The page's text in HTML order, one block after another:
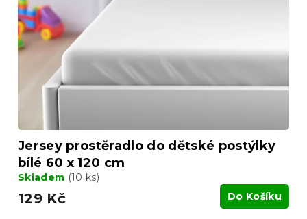
Jersey prostěradlo do dětské postýlky
bílé 60 x 120 cm
Skladem (10 ks)
129 Kč Do Košíku